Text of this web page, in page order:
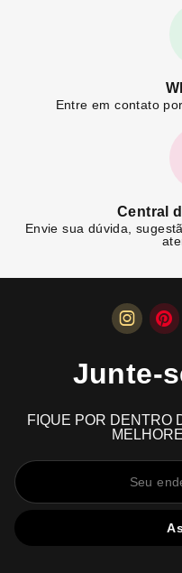
Entre em contato
Central
Envie sua dúvida,
Junte-
FIQUE POR DENTRO